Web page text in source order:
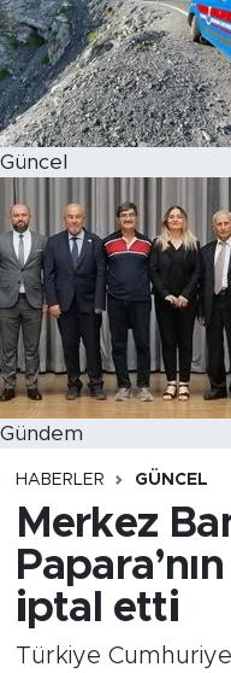
Güncel
Gündem
HABERLER GÜNCEL
Merkez
iptal etti
Türkiye
Magazin
Özel Haber
Politika
Resmi İlanlar
Sağlık
Spor
Turizm